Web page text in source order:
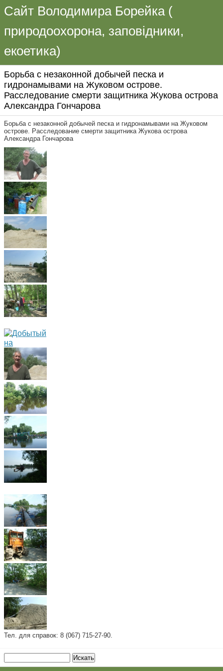
Сайт Володимира Борейка (
природоохорона, заповідники,
екоетика)
Борьба с незаконной добычей песка и
гидронамывами на Жуковом острове.
Расследование смерти защитника Жукова острова
Александра Гончарова
Борьба с незаконной добычей песка и гидронамывами на Жуковом
острове. Расследование смерти защитника Жукова острова
Александра Гончарова
Тел. для справок: 8 (067) 715-27-90.